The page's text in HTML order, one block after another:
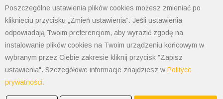
Poszczególne ustawienia plików cookies możesz zmieniać po
kliknięciu przycisku „Zmień ustawienia”. Jeśli ustawienia
odpowiadają Twoim preferencjom, aby wyrazić zgodę na
instalowanie plików cookies na Twoim urządzeniu końcowym w
wybranym przez Ciebie zakresie kliknij przycisk "Zapisz
ustawienia". Szczegółowe informacje znajdziesz w Polityce
prywatności.
Godziny otwarcia: 7:30-15:30
NIP: 547-008-67-86
KRS: 0000003533
REGON: 070008398
POLIMET S. Kij spółka jawna
Oddział Dąbrowa Górnicza